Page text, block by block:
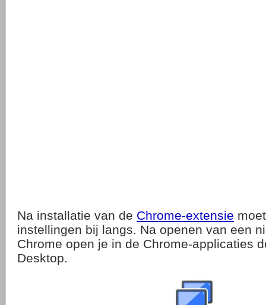
Na installatie van de Chrome-extensie
instellingen bij langs. Na openen van een
Chrome open je in de Chrome-applicaties
Desktop.